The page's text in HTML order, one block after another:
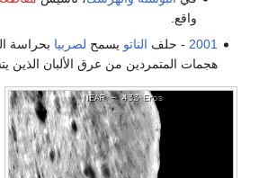
واقع.
2001 - حلف الناتو يسمح لصربيا بحراسة
هجمات المتمردين من عرق الألبان الذين